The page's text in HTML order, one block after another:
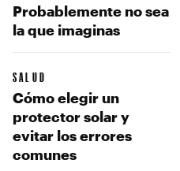
Probablemente no sea
la que imaginas
SALUD
Cómo elegir un
protector solar y
evitar los errores
comunes